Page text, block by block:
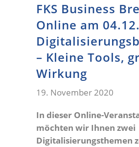
FKS Business
Online am
– Kleine Tools,
Wirkung
19. November 2020
In dieser Online-
möchten wir Ihnen zwei
Digitalisierungsthemen